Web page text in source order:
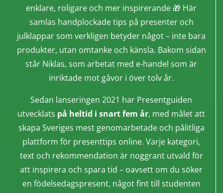
enklare, roligare och mer inspirerande 🎁 Här
samlas handplockade tips på presenter och
julklappar som verkligen betyder något – inte bara
produkter, utan omtanke och känsla. Bakom sidan
står Niklas, som arbetat med e-handel som är
inriktade mot gåvor i över tolv år.
Sedan lanseringen 2021 har Presentguiden
utvecklats på heltid i snart fem år, med målet att
skapa Sveriges mest genomarbetade och pålitliga
plattform för presenttips online. Varje kategori,
text och rekommendation är noggrant utvald för
att inspirera och spara tid – oavsett om du söker
en födelsedagspresent, något fint till studenten